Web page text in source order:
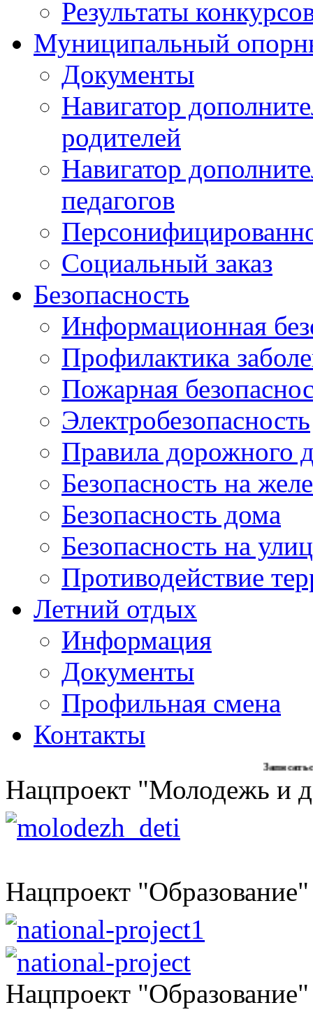
Результаты
Муниципальный
Документы
Навигатор
родителей
Навигатор
педагогов
Социальный заказ
Безопасность
Информационная
Профилактика
Пожарная
Электробезопасность
Правила дорожного
Безопасность на
Безопасность дома
Безопасность на
Противодействие
Летний отдых
Информация
Документы
Профильная смена
Контакты
Записаться на
Нацпроект "Молодежь и
Нацпроект "Образование"
Нацпроект "Образование"